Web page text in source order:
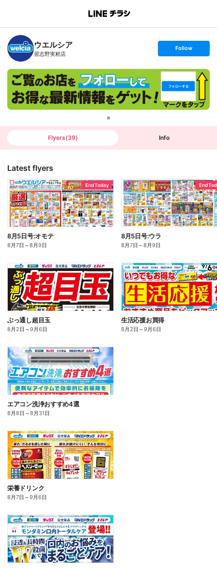
B
n
c
h
T
ウエルシア
習志野実籾店
s
t
o
l
o
w
Follow
Flyers(39) Info
Latest flyers
End Today
8月5日号:オモテ
8月7日 ～8月9日
End
8月5日号:ウラ
8月7日 ～8月9日
ぶっ通し超目玉
8月2日 ～9月6日
生活応援お買得
8月2日 ～9月6日
エアコン洗浄おすすめ4選
8月8日 ～8月31日
栄養ドリンク
8月7日 ～9月6日